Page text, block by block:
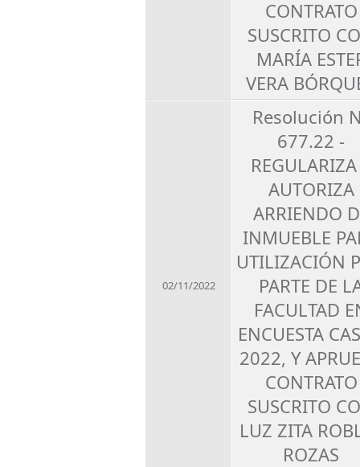
CONTRATO
SUSCRITO
MARÍA
VERA
02/11/2022
Resolución
677.22 -
AUTORIZA
ARRIENDO
INMUEBLE
UTILIZACIÓN
PARTE DE
FACULTAD
ENCUESTA
2022, Y
CONTRATO
SUSCRITO
LUZ ZITA
ROZAS